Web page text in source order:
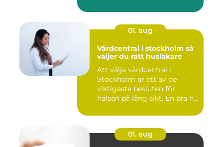
01. aug
Vårdcentral i stockholm så
väljer du rätt husläkare
Att välja vårdcentral i
Stockholm är ett av de
viktigaste besluten för
hälsan på lång sikt. En bra h...
01. aug